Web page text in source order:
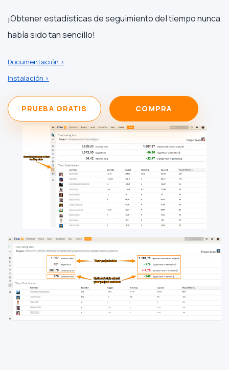
¡Obtener estadísticas de seguimiento del tiempo nunca
había sido tan sencillo!
Documentación >
Instalación >
PRUEBA GRATIS COMPRA